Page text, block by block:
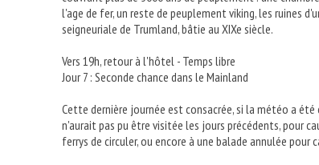
l'age de fer, un reste de peuplement viking, les ruines
seigneuriale de Trumland, bâtie au XIXe siècle.
Vers 19h, retour à l'hôtel - Temps libre
Jour 7 : Seconde chance dans le Mainland
Cette dernière journée est consacrée, si la météo a
n'aurait pas pu être visitée les jours précédents, pour
ferrys de circuler, ou encore à une balade annulée pour